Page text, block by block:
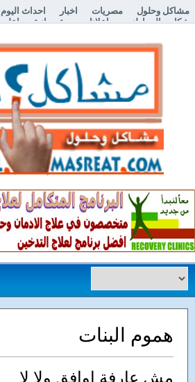
مشاكل وحلول مصريات اخبار احداث اليوم
شكاوي المواطنين
اعلانات مبوبة مجانية اعلن
هموم البنات
مش عارفة اوافق ولا لا